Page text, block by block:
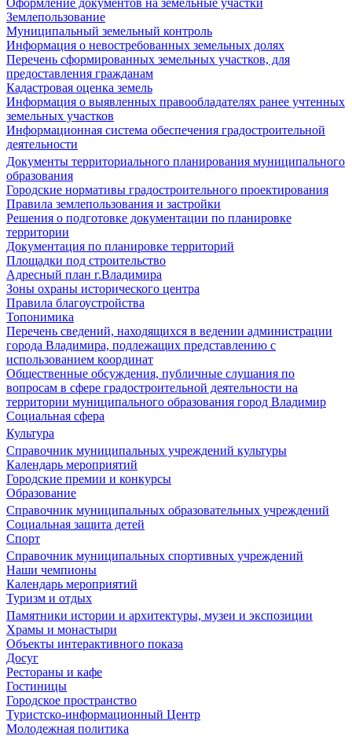
Оформление документов на земельные участки
Землепользование
Муниципальный земельный контроль
Информация о невостребованных земельных долях
Перечень сформированных земельных участков, для
предоставления гражданам
Кадастровая оценка земель
Информация о выявленных правообладателях ранее учтенных
земельных участков
Информационная система обеспечения градостроительной
деятельности
Документы территориального планирования муниципального
образования
Городские нормативы градостроительного проектирования
Правила землепользования и застройки
Решения о подготовке документации по планировке
территории
Документация по планировке территорий
Площадки под строительство
Адресный план г.Владимира
Зоны охраны исторического центра
Правила благоустройства
Топонимика
Перечень сведений, находящихся в ведении администрации
города Владимира, подлежащих представлению с
использованием координат
Общественные обсуждения, публичные слушания по
вопросам в сфере градостроительной деятельности на
территории муниципального образования город Владимир
Социальная сфера
Культура
Справочник муниципальных учреждений культуры
Календарь мероприятий
Городские премии и конкурсы
Образование
Справочник муниципальных образовательных учреждений
Социальная защита детей
Спорт
Справочник муниципальных спортивных учреждений
Наши чемпионы
Календарь мероприятий
Туризм и отдых
Памятники истории и архитектуры, музеи и экспозиции
Храмы и монастыри
Объекты интерактивного показа
Досуг
Рестораны и кафе
Гостиницы
Городское пространство
Туристско-информационный Центр
Молодежная политика